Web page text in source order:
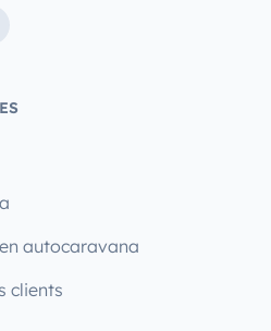
autocaravana
clients